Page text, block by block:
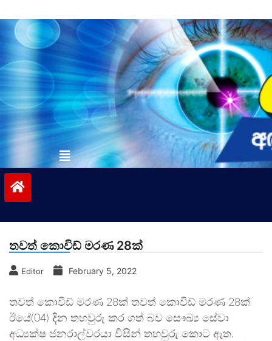
to
contentvinivida.lk
තවත් කොවිඩ් මරණ 28ක්
Editor February 5, 2022
තවත් කොවිඩ් මරණ 28ක් තවත් කොවිඩ් මරණ 28ක්
ඊයේ(04) දින තහවුරු කර ගත් බව සෞඛ්‍ය සේවා
අධ්‍යක්ෂ ජනරාල්වරයා විසින් තහවුරු කොට ඇත.